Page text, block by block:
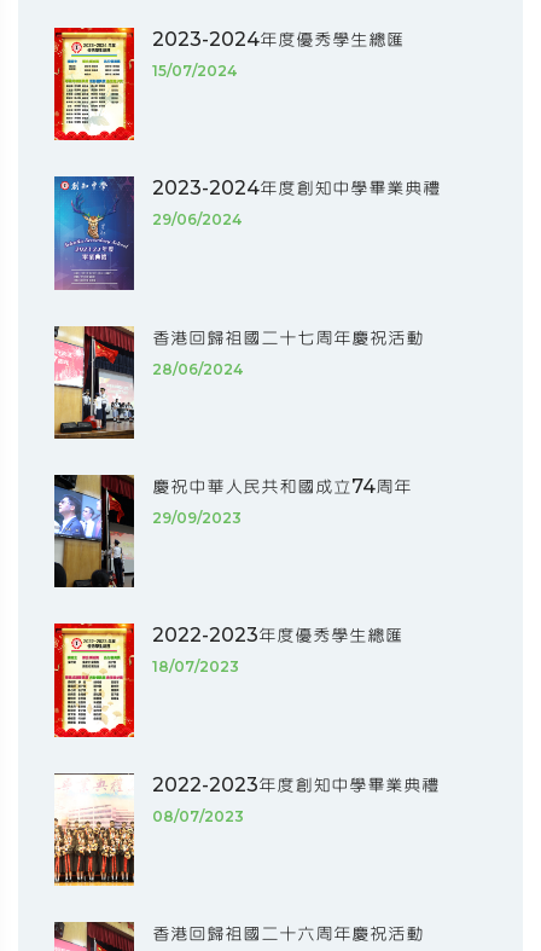
2023-2024年度優秀學生總匯
15/07/2024
2023-2024年度創知中學畢業典禮
29/06/2024
香港回歸祖國二十七周年慶祝活動
28/06/2024
慶祝中華人民共和國成立74周年
29/09/2023
2022-2023年度優秀學生總匯
18/07/2023
2022-2023年度創知中學畢業典禮
08/07/2023
香港回歸祖國二十六周年慶祝活動